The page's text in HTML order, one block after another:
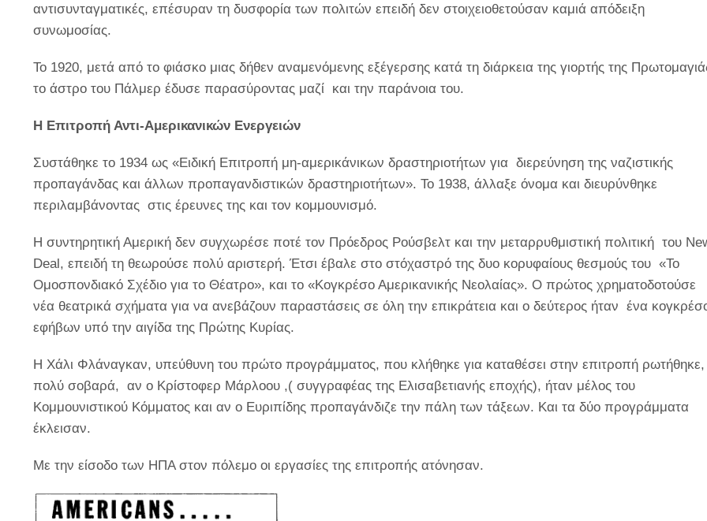
αντισυνταγματικές, επέσυραν τη δυσφορία των πολιτών επειδή δεν στοιχειοθετούσαν καμιά απόδειξη
συνωμοσίας.
Το 1920, μετά από το φιάσκο μιας δήθεν αναμενόμενης εξέγερσης κατά τη διάρκεια της γιορτής της
το άστρο του Πάλμερ έδυσε παρασύροντας μαζί και την παράνοια του.
Η Επιτροπή Αντι-Αμερικανικών Ενεργειών
Συστάθηκε το 1934 ως «Ειδική Επιτροπή μη-αμερικάνικων δραστηριοτήτων για διερεύνηση της ναζιστικής
προπαγάνδας και άλλων προπαγανδιστικών δραστηριοτήτων». Το 1938, άλλαξε όνομα και διευρύνθηκε
περιλαμβάνοντας στις έρευνες της και τον κομμουνισμό.
Η συντηρητική Αμερική δεν συγχωρέσε ποτέ τον Πρόεδρος Ρούσβελτ και την μεταρρυθμιστική πολιτική του
Deal, επειδή τη θεωρούσε πολύ αριστερή. Έτσι έβαλε στο στόχαστρό της δυο κορυφαίους θεσμούς του «Το
Ομοσπονδιακό Σχέδιο για το Θέατρο», και το «Κογκρέσο Αμερικανικής Νεολαίας». Ο πρώτος χρηματοδοτούσε
νέα θεατρικά σχήματα για να ανεβάζουν παραστάσεις σε όλη την επικράτεια και ο δεύτερος ήταν ένα
εφήβων υπό την αιγίδα της Πρώτης Κυρίας.
Η Χάλι Φλάναγκαν, υπεύθυνη του πρώτο προγράμματος, που κλήθηκε για καταθέσει στην επιτροπή ρωτήθηκε,
πολύ σοβαρά, αν ο Κρίστοφερ Μάρλοου ,( συγγραφέας της Ελισαβετιανής εποχής), ήταν μέλος του
Κομμουνιστικού Κόμματος και αν ο Ευριπίδης προπαγάνδιζε την πάλη των τάξεων. Και τα δύο προγράμματα
έκλεισαν.
Με την είσοδο των ΗΠΑ στον πόλεμο οι εργασίες της επιτροπής ατόνησαν.